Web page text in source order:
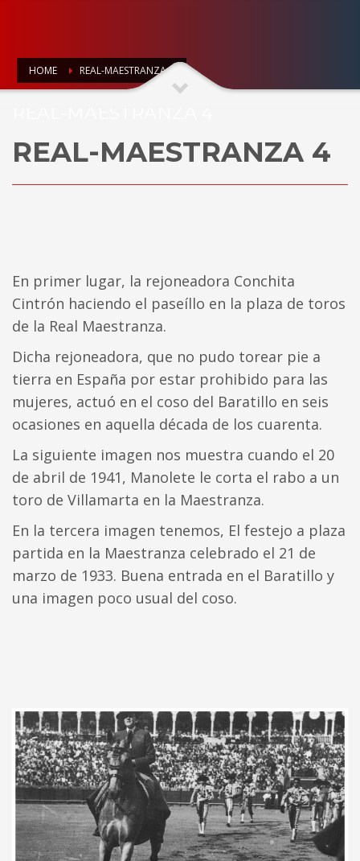
HOME REAL-MAESTRANZA 4
REAL-MAESTRANZA 4
En primer lugar, la rejoneadora Conchita
Cintrón haciendo el paseíllo en la plaza de toros
de la Real Maestranza.
Dicha rejoneadora, que no pudo torear pie a
tierra en España por estar prohibido para las
mujeres, actuó en el coso del Baratillo en seis
ocasiones en aquella década de los cuarenta.
La siguiente imagen nos muestra cuando el 20
de abril de 1941, Manolete le corta el rabo a un
toro de Villamarta en la Maestranza.
En la tercera imagen tenemos, El festejo a plaza
partida en la Maestranza celebrado el 21 de
marzo de 1933. Buena entrada en el Baratillo y
una imagen poco usual del coso.